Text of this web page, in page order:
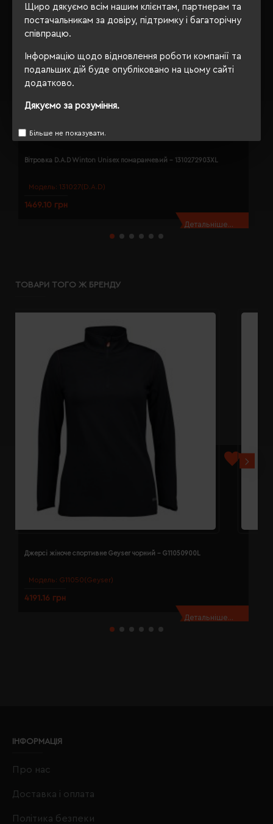
Щиро дякуємо всім нашим клієнтам, партнерам та
постачальникам за довіру, підтримку і багаторічну
співпрацю.
Інформацію щодо відновлення роботи компанії та
подальших дій буде опубліковано на цьому сайті
додатково.
Дякуємо за розуміння.
Більше не показувати.
Модель: 131027(D.A.D)
Вітровка D.A.D Winton Unisex помаранчевий - 1310272903XL
1469.10 грн
Детальніше...
ТОВАРИ ТОГО Ж БРЕНДУ
Модель: G11050(Geyser)
Джерсі жіноче спортивне Geyser чорний - G11050900L
4191.16 грн
Детальніше...
ІНФОРМАЦІЯ
Про нас
Доставка і оплата
Політика безпеки